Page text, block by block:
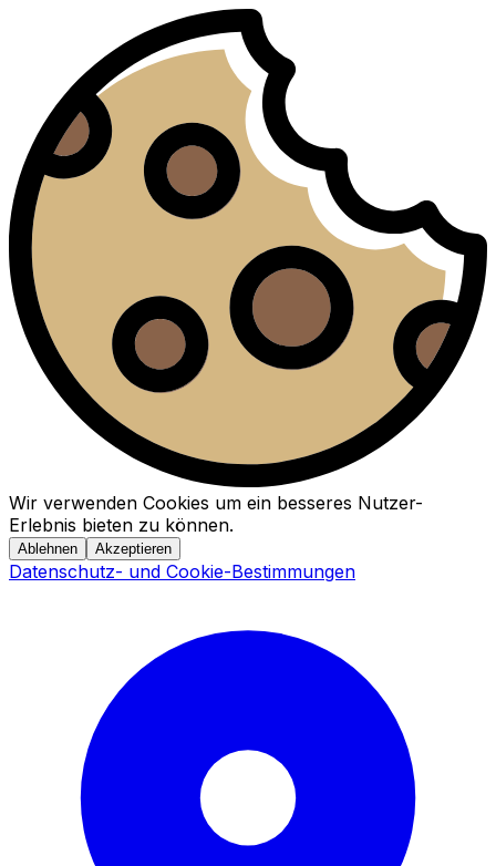
Wir verwenden Cookies um ein besseres Nutzer-
Erlebnis bieten zu können.
Ablehnen Akzeptieren
Datenschutz- und Cookie-Bestimmungen